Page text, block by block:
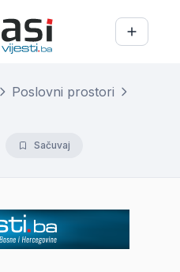
Poslovni prostori
Sačuvaj